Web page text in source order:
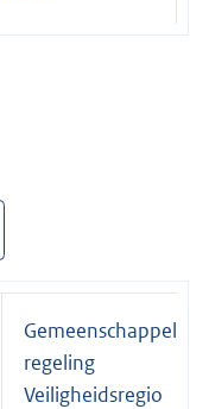
Gemeenschappelijke
regeling
Veiligheidsregio